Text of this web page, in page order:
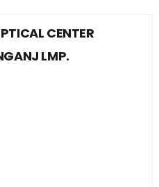
CENTER
LMP.